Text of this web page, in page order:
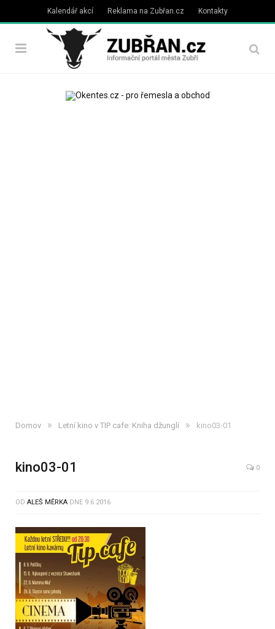
Kalendář akcí Reklama na Zubřan.cz Kontakty
Domov » Letní kino v TIP cafe: Kniha džunglí » kino03-01
kino03-01 0
OD ALEŠ MĚRKA DNE 9.6.2016